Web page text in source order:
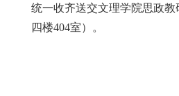
统一收齐送交文理学院思政
四楼404室）。